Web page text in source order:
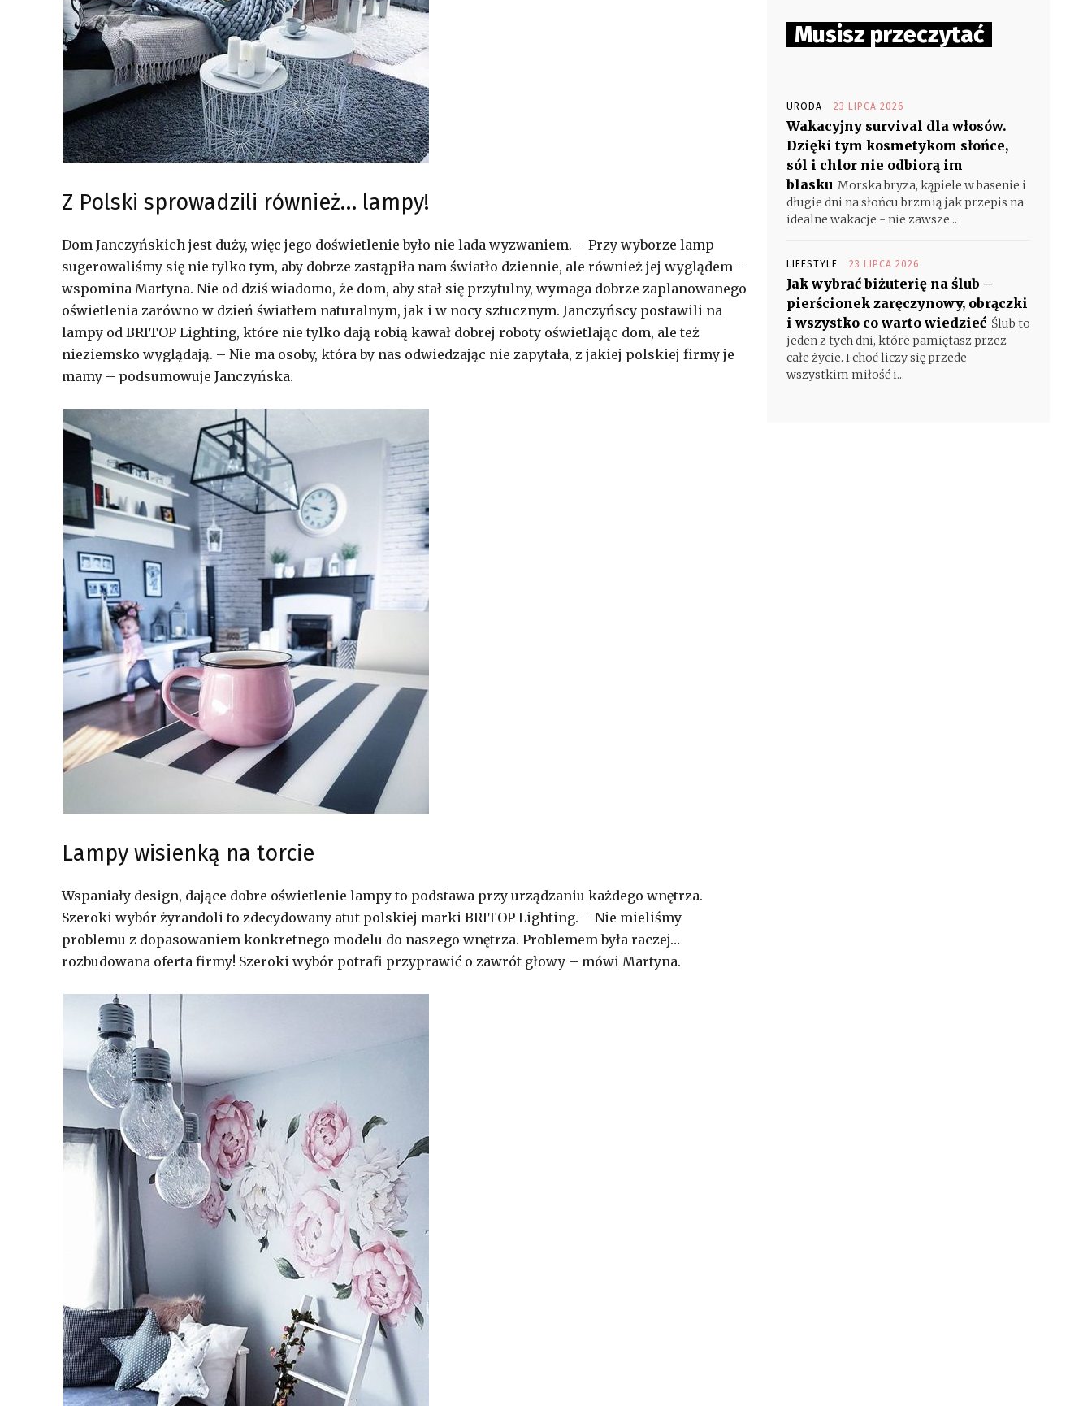
Z Polski sprowadzili również… lampy!
Dom Janczyńskich jest duży, więc jego doświetlenie było nie lada wyzwaniem. – Przy wyborze lamp
sugerowaliśmy się nie tylko tym, aby dobrze zastąpiła nam światło dziennie, ale również jej wyglądem –
wspomina Martyna. Nie od dziś wiadomo, że dom, aby stał się przytulny, wymaga dobrze zaplanowanego
oświetlenia zarówno w dzień światłem naturalnym, jak i w nocy sztucznym. Janczyńscy postawili na
lampy od BRITOP Lighting, które nie tylko dają robią kawał dobrej roboty oświetlając dom, ale też
nieziemsko wyglądają. – Nie ma osoby, która by nas odwiedzając nie zapytała, z jakiej polskiej firmy je
mamy – podsumowuje Janczyńska.
Lampy wisienką na torcie
Wspaniały design, dające dobre oświetlenie lampy to podstawa przy urządzaniu każdego wnętrza.
Szeroki wybór żyrandoli to zdecydowany atut polskiej marki BRITOP Lighting. – Nie mieliśmy
problemu z dopasowaniem konkretnego modelu do naszego wnętrza. Problemem była raczej…
rozbudowana oferta firmy! Szeroki wybór potrafi przyprawić o zawrót głowy – mówi Martyna.
Musisz przeczytać
URODA 23 LIPCA 2026
Wakacyjny survival dla włosów.
Dzięki tym kosmetykom słońce,
sól i chlor nie odbiorą im
blasku Morska bryza, kąpiele w basenie i
długie dni na słońcu brzmią jak przepis na
idealne wakacje - nie zawsze...
LIFESTYLE 23 LIPCA 2026
Jak wybrać biżuterię na ślub –
pierścionek zaręczynowy, obrączki
i wszystko co warto wiedzieć Ślub to
jeden z tych dni, które pamiętasz przez
całe życie. I choć liczy się przede
wszystkim miłość i...